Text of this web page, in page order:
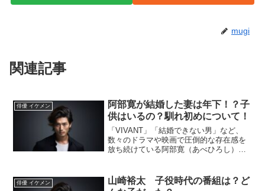
mugi
関連記事
俳優 イケメン
阿部寛が結婚した妻は年下！？子
供はいるの？馴れ初めについて！
「VIVANT」「結婚できない男」など、
数々のドラマや映画で圧倒的な存在感を
放ち続けている阿部寛（あべひろし）さ
る人も多いのではないでしょうか。私
も、あの何とも言えない...
俳優 イケメン
山崎裕太 子役時代の番組は？ど